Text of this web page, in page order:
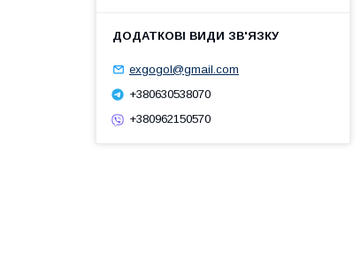
exgogol@gmail.com
+380630538070
+380962150570